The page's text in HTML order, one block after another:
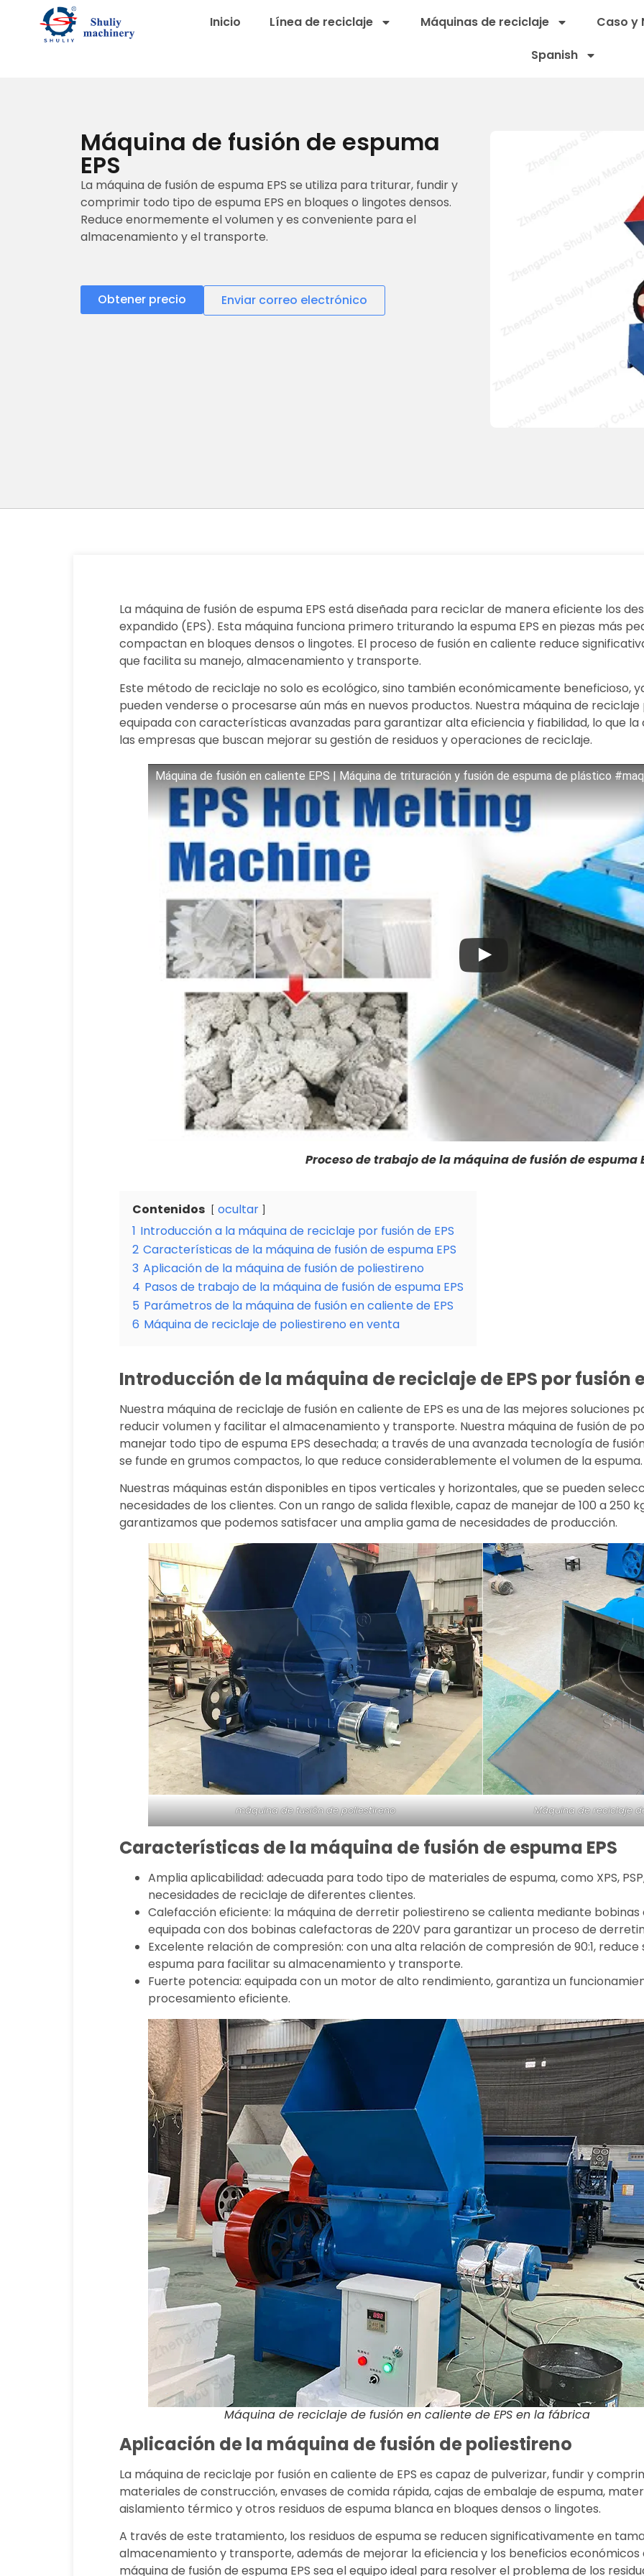
Inicio Línea de reciclaje Máquinas de reciclaje
Caso y
Spanish
Máquina de fusión de espuma
EPS
La máquina de fusión de espuma EPS se utiliza para triturar, fundir y
comprimir todo tipo de espuma EPS en bloques o lingotes densos.
Reduce enormemente el volumen y es conveniente para el
almacenamiento y el transporte.
Obtener precio Enviar correo electrónico
La máquina de fusión de espuma EPS está diseñada para reciclar de manera eficiente los
expandido (EPS). Esta máquina funciona primero triturando la espuma EPS en piezas más
compactan en bloques densos o lingotes. El proceso de fusión en caliente reduce
que facilita su manejo, almacenamiento y transporte.
Este método de reciclaje no solo es ecológico, sino también económicamente beneficioso,
pueden venderse o procesarse aún más en nuevos productos. Nuestra máquina de reciclaje
equipada con características avanzadas para garantizar alta eficiencia y fiabilidad, lo que
las empresas que buscan mejorar su gestión de residuos y operaciones de reciclaje.
Máquina de fusión en caliente EPS | Máquina de trituración y fusión de espuma de plástico
Proceso de trabajo de la máquina de fusión de espuma
Contenidos
ocultar
1 Introducción a la máquina de reciclaje por fusión de EPS
2 Características de la máquina de fusión de espuma EPS
3 Aplicación de la máquina de fusión de poliestireno
4 Pasos de trabajo de la máquina de fusión de espuma EPS
5 Parámetros de la máquina de fusión en caliente de EPS
6 Máquina de reciclaje de poliestireno en venta
Introducción de la máquina de reciclaje de EPS por fusión
Nuestra máquina de reciclaje de fusión en caliente de EPS es una de las mejores soluciones
reducir volumen y facilitar el almacenamiento y transporte. Nuestra máquina de fusión de
manejar todo tipo de espuma EPS desechada; a través de una avanzada tecnología de
se funde en grumos compactos, lo que reduce considerablemente el volumen de la espuma.
Nuestras máquinas están disponibles en tipos verticales y horizontales, que se pueden
necesidades de los clientes. Con un rango de salida flexible, capaz de manejar de 100 a 250
garantizamos que podemos satisfacer una amplia gama de necesidades de producción.
máquina de fusión de poliestireno Máquina de reciclaje
Características de la máquina de fusión de espuma EPS
Amplia aplicabilidad: adecuada para todo tipo de materiales de espuma, como XPS,
necesidades de reciclaje de diferentes clientes.
Calefacción eficiente: la máquina de derretir poliestireno se calienta mediante
equipada con dos bobinas calefactoras de 220V para garantizar un proceso de
Excelente relación de compresión: con una alta relación de compresión de 90:1,
espuma para facilitar su almacenamiento y transporte.
Fuerte potencia: equipada con un motor de alto rendimiento, garantiza un
procesamiento eficiente.
Máquina de reciclaje de fusión en caliente de EPS en la fábrica
Aplicación de la máquina de fusión de poliestireno
La máquina de reciclaje por fusión en caliente de EPS es capaz de pulverizar, fundir y
materiales de construcción, envases de comida rápida, cajas de embalaje de espuma,
aislamiento térmico y otros residuos de espuma blanca en bloques densos o lingotes.
A través de este tratamiento, los residuos de espuma se reducen significativamente en
almacenamiento y transporte, además de mejorar la eficiencia y los beneficios económicos
máquina de fusión de espuma EPS sea el equipo ideal para resolver el problema de los